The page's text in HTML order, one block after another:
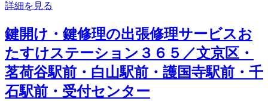
詳細を見る
鍵開け・鍵修理の出張修理サービスお
たすけステーション３６５／文京区・
茗荷谷駅前・白山駅前・護国寺駅前・千
石駅前・受付センター